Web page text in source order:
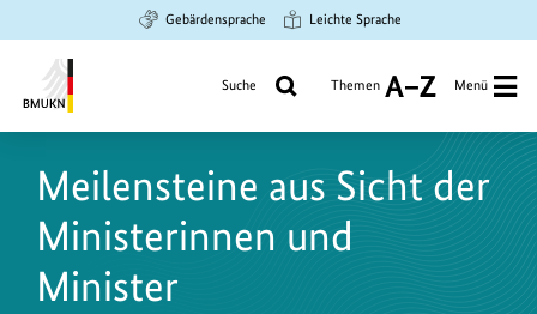
Hauptinhalt
springen
Suche
springen
Hauptnavigation
springen
Gebärdensprache Leichte Sprache
Umwelt,
Naturschutz
und
nukleare
Suche Themen
A
Z
Menü
Meilensteine aus Sicht der
Ministerinnen und
Minister